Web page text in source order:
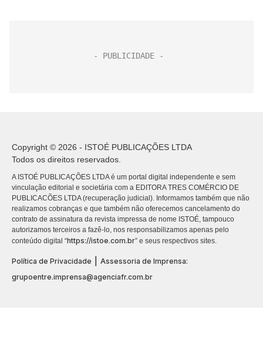
Copyright © 2026 - ISTOÉ PUBLICAÇÕES LTDA
Todos os direitos reservados.
A ISTOÉ PUBLICAÇÕES LTDA é um portal digital independente e sem
vinculação editorial e societária com a EDITORA TRES COMÉRCIO DE
PUBLICACÕES LTDA (recuperação judicial). Informamos também que não
realizamos cobranças e que também não oferecemos cancelamento do
contrato de assinatura da revista impressa de nome ISTOÉ, tampouco
autorizamos terceiros a fazê-lo, nos responsabilizamos apenas pelo
conteúdo digital “https://istoe.com.br” e seus respectivos sites.
Política de Privacidade
Assessoria de Imprensa:
grupoentre.imprensa@agenciafr.com.br